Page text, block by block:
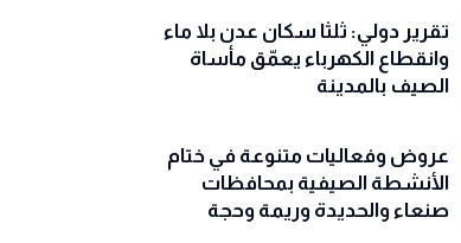
تقرير دولي: ثلثا سكان عدن بلا ماء
وانقطاع الكهرباء يعمّق مأساة
الصيف بالمدينة
عروض وفعاليات متنوعة في ختام
الأنشطة الصيفية بمحافظات
صنعاء والحديدة وريمة وحجة